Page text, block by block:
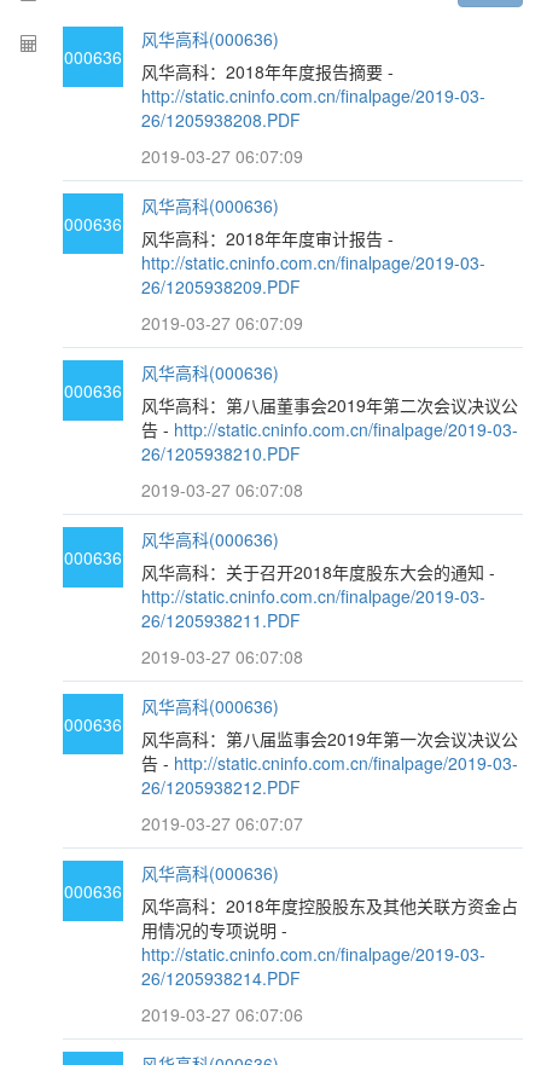
000636
风华高科(000636)
风华高科：2018年年度报告摘要 -
http://static.cninfo.com.cn/finalpage/2019-03-
26/1205938208.PDF
2019-03-27 06:07:09
000636
风华高科(000636)
风华高科：2018年年度审计报告 -
http://static.cninfo.com.cn/finalpage/2019-03-
26/1205938209.PDF
2019-03-27 06:07:09
000636
风华高科(000636)
风华高科：第八届董事会2019年第二次会议决议公
告 - http://static.cninfo.com.cn/finalpage/2019-03-
26/1205938210.PDF
2019-03-27 06:07:08
000636
风华高科(000636)
风华高科：关于召开2018年度股东大会的通知 -
http://static.cninfo.com.cn/finalpage/2019-03-
26/1205938211.PDF
2019-03-27 06:07:08
000636
风华高科(000636)
风华高科：第八届监事会2019年第一次会议决议公
告 - http://static.cninfo.com.cn/finalpage/2019-03-
26/1205938212.PDF
2019-03-27 06:07:07
000636
风华高科(000636)
风华高科：2018年度控股股东及其他关联方资金占
用情况的专项说明 -
http://static.cninfo.com.cn/finalpage/2019-03-
26/1205938214.PDF
2019-03-27 06:07:06